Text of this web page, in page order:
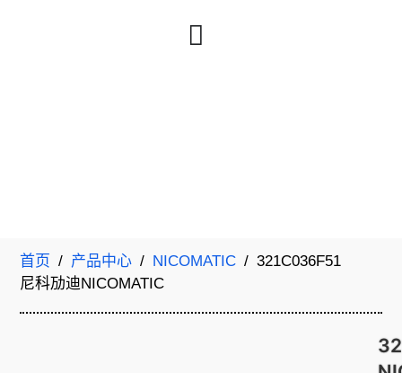
首页 / 产品中心 / NICOMATIC / 321C036F51
尼科劢迪NICOMATIC